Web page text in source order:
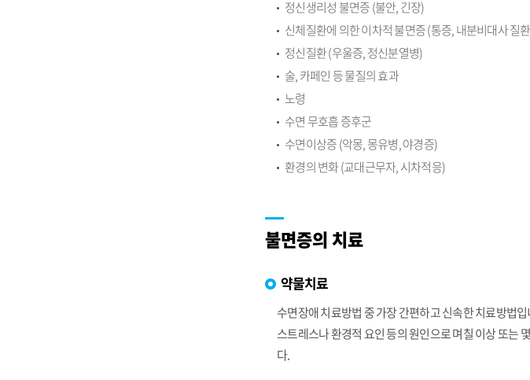
정신생리성 불면증 (불안, 긴장)
신체질환에 의한 이차적 불면증 (통증, 내분비대사 질
정신질환 (우울증, 정신분열병)
술, 카페인 등 물질의 효과
노령
수면 무호흡 증후군
수면이상증 (악몽, 몽유병, 야경증)
환경의 변화 (교대근무자, 시차적응)
불면증의 치료
약물치료
수면장애 치료방법 중 가장 간편하고 신속한 치료방법
스트레스나 환경적 요인 등의 원인으로 며칠 이상 또는
다.